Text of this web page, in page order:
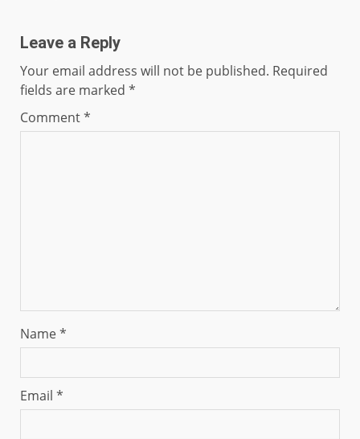
Leave a Reply
Your email address will not be published. Required
fields are marked *
Comment*
Name*
Email *